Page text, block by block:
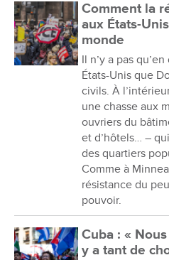
Comment la
aux États-
monde
Il n’y a pas
États-Unis que
civils. À
une chasse aux
ouvriers du
et d’hôtels… –
des quartiers
Comme à
résistance du
pouvoir.
Cuba : «
y a tant de